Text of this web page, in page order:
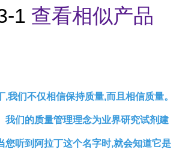
1 查看相似产品
我们不仅相信保持质量,而且相信质量。
我们的质量管理理念为业界研究试剂建
您听到阿拉丁这个名字时,就会知道它是